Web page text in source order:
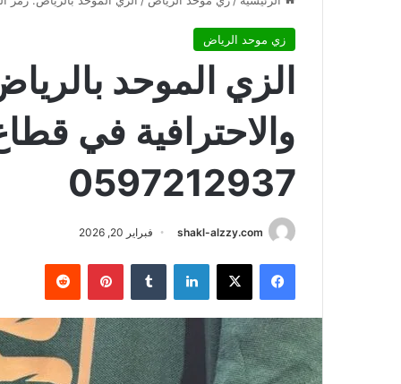
زي موحد الرياض
الزي الموحد
والاحترافية في
0597212937
shakl-alzzy.com فبراير 20, 2026
فيسبوك X لينكدإن بينتيريست